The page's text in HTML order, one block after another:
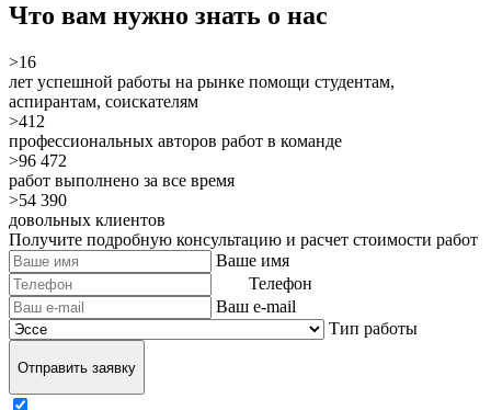
Что вам нужно знать о нас
>16
лет успешной работы на рынке помощи студентам,
аспирантам, соискателям
>412
профессиональных авторов работ в команде
>96 472
работ выполнено за все время
>54 390
довольных клиентов
Получите подробную консультацию и расчет стоимости работ
Ваше имя
Телефон
Ваш e-mail
Тип работы
Отправить заявку